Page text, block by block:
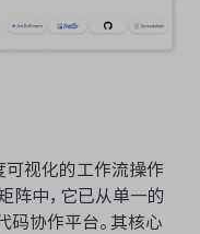
可视化的工作流操作
阵中，它已从单一的
码协作平台。其核心